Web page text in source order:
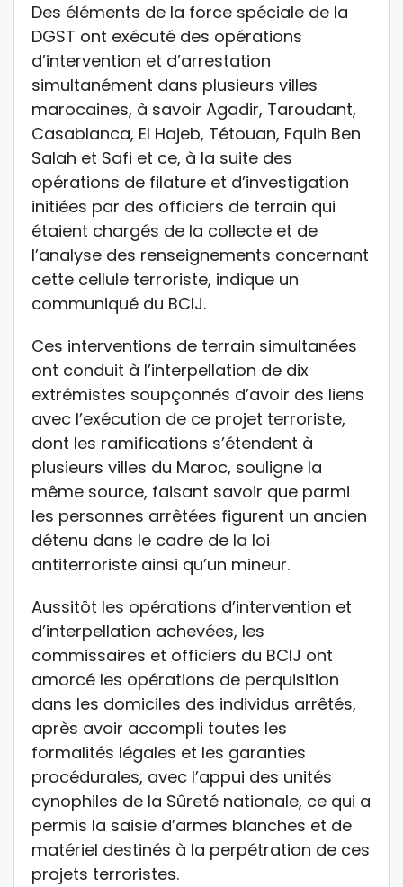
Des éléments de la force spéciale de la
DGST ont exécuté des opérations
d’intervention et d’arrestation
simultanément dans plusieurs villes
marocaines, à savoir Agadir, Taroudant,
Casablanca, El Hajeb, Tétouan, Fquih Ben
Salah et Safi et ce, à la suite des
opérations de filature et d’investigation
initiées par des officiers de terrain qui
étaient chargés de la collecte et de
l’analyse des renseignements concernant
cette cellule terroriste, indique un
communiqué du BCIJ.
Ces interventions de terrain simultanées
ont conduit à l’interpellation de dix
extrémistes soupçonnés d’avoir des liens
avec l’exécution de ce projet terroriste,
dont les ramifications s’étendent à
plusieurs villes du Maroc, souligne la
même source, faisant savoir que parmi
les personnes arrêtées figurent un ancien
détenu dans le cadre de la loi
antiterroriste ainsi qu’un mineur.
Aussitôt les opérations d’intervention et
d’interpellation achevées, les
commissaires et officiers du BCIJ ont
amorcé les opérations de perquisition
dans les domiciles des individus arrêtés,
après avoir accompli toutes les
formalités légales et les garanties
procédurales, avec l’appui des unités
cynophiles de la Sûreté nationale, ce qui a
permis la saisie d’armes blanches et de
matériel destinés à la perpétration de ces
projets terroristes.